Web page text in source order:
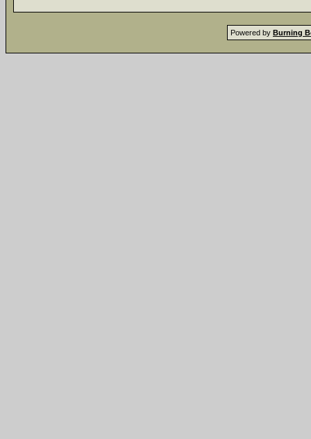
Powered by Burning